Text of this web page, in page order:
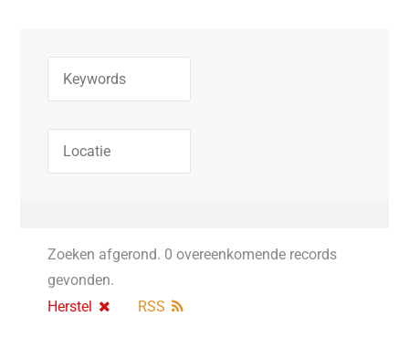
Zoeken afgerond. 0 overeenkomende records
gevonden.
Herstel
RSS